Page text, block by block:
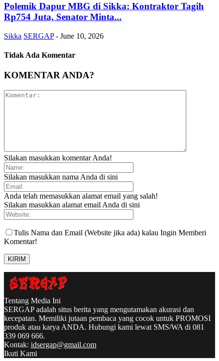
Polemik Dapur MBG di Sikka: Kontraktor Tagih
Rp754 Juta, Senator Minta...
Sikka SERGAP - June 10, 2026
Tidak Ada Komentar
KOMENTAR ANDA?
Silakan masukkan komentar Anda!
Silakan masukkan nama Anda di sini
Anda telah memasukkan alamat email yang salah!
Silakan masukkan alamat email Anda di sini
Tulis Nama dan Email (Website jika ada) kalau Ingin Memberi
Komentar!
Tentang Media Ini
SERGAP adalah situs berita yang mengutamakan akurasi dan
kecepatan. Memiliki jutaan pembaca yang cocok untuk PROMOSI
produk atau karya ANDA. Hubungi kami lewat SMS/WA di 081
339 069 666.
Kontak: idsergap@gmail.com
Ikuti Kami